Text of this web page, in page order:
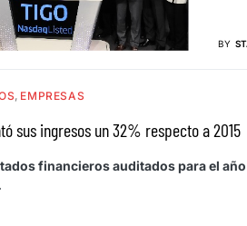
BY
EMPRESAS
sus ingresos un 32% respecto a 2015
financieros auditados para el